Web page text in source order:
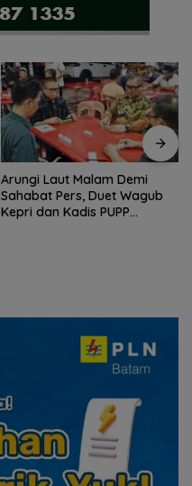
Arungi Laut Malam Demi
Sahabat Pers, Duet Wagub
Kepri dan Kadis PUPP